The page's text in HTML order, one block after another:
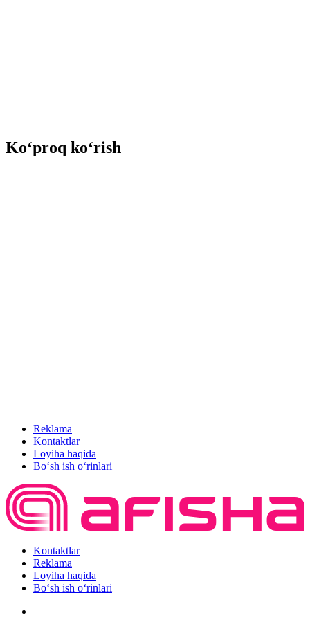
Ko‘proq ko‘rish
Reklama
Kontaktlar
Loyiha haqida
Bo‘sh ish o‘rinlari
Kontaktlar
Reklama
Loyiha haqida
Bo‘sh ish o‘rinlari